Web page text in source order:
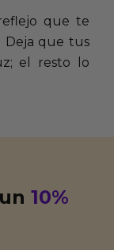
que te
Deja que tus
el resto lo
un10%